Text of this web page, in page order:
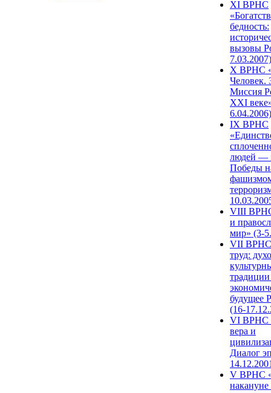
XI ВРНС
бедность:
вызовы
7.03.2007)
X ВРНС
Человек.
Миссия
XXI
6.04.2006)
IX ВРНС
людей —
Победы
VIII
и
мир» (3-
VII ВРНС
труд:
будущее
(16-
VI ВРНС
вера и
Диалог
V ВРНС
накануне